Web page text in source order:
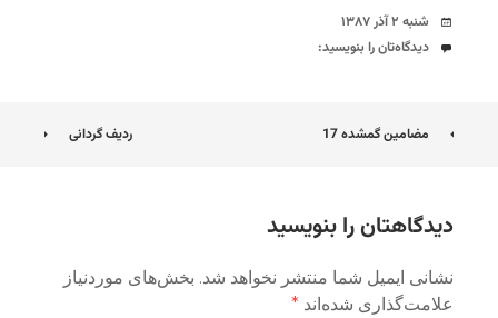
تاریخ
شنبه ۲ آذر ۱۳۸۷
دیدگاه‌ها
دیدگاه‌تان را بنویسید:
ناوبری
مضامین گمشده 17 ردیف گردانی
دیدگاهتان را بنویسید
نشانی ایمیل شما منتشر نخواهد شد. بخش‌های موردنیاز
علامت‌گذاری شده‌اند *